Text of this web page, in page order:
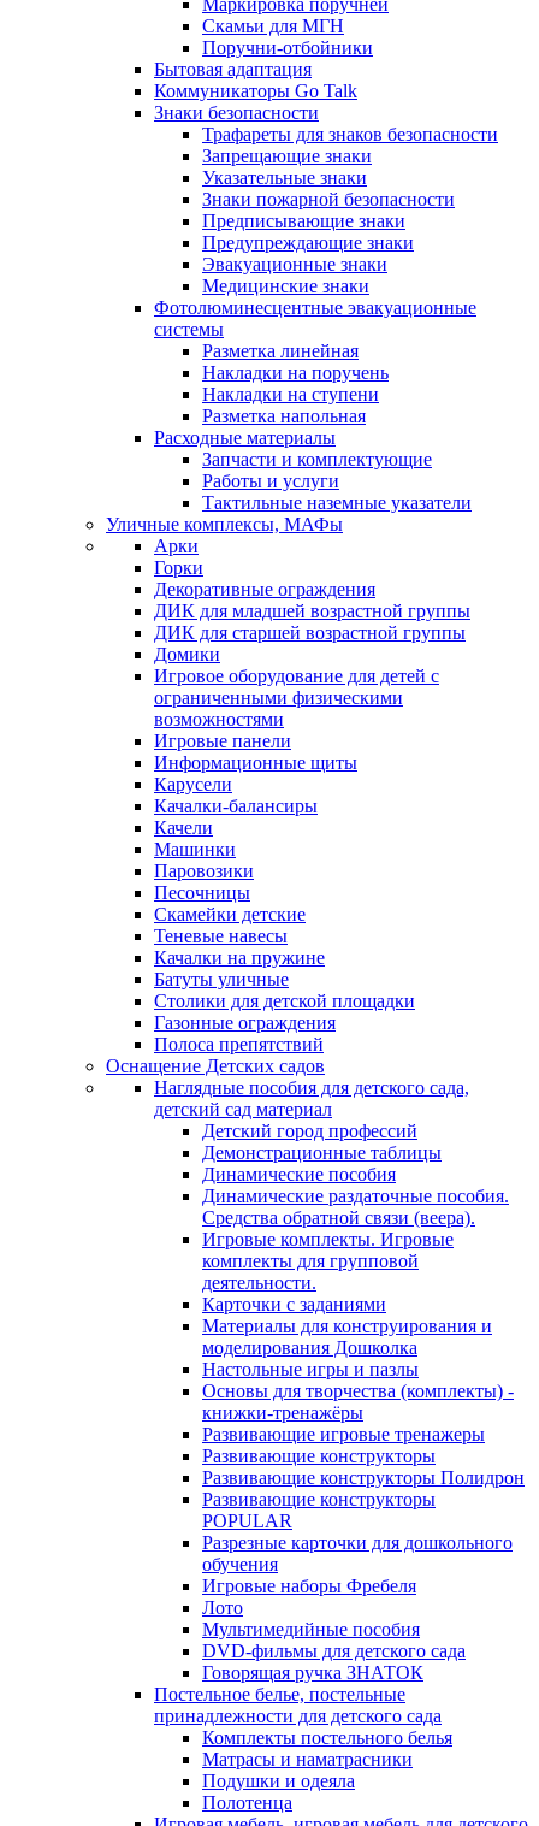
Маркировка поручней
Скамьи для МГН
Поручни-отбойники
Бытовая адаптация
Коммуникаторы Go Talk
Знаки безопасности
Трафареты для знаков безопасности
Запрещающие знаки
Указательные знаки
Знаки пожарной безопасности
Предписывающие знаки
Предупреждающие знаки
Эвакуационные знаки
Медицинские знаки
Фотолюминесцентные эвакуационные
системы
Разметка линейная
Накладки на поручень
Накладки на ступени
Разметка напольная
Расходные материалы
Запчасти и комплектующие
Работы и услуги
Тактильные наземные указатели
Уличные комплексы, МАФы
Арки
Горки
Декоративные ограждения
ДИК для младшей возрастной группы
ДИК для старшей возрастной группы
Домики
Игровое оборудование для детей с
ограниченными физическими
возможностями
Игровые панели
Информационные щиты
Карусели
Качалки-балансиры
Качели
Машинки
Паровозики
Песочницы
Скамейки детские
Теневые навесы
Качалки на пружине
Батуты уличные
Столики для детской площадки
Газонные ограждения
Полоса препятствий
Оснащение Детских садов
Наглядные пособия для детского сада,
детский сад материал
Детский город профессий
Демонстрационные таблицы
Динамические пособия
Динамические раздаточные пособия.
Средства обратной связи (веера).
Игровые комплекты. Игровые
комплекты для групповой
деятельности.
Карточки с заданиями
Материалы для конструирования и
моделирования Дошколка
Настольные игры и пазлы
Основы для творчества (комплекты) -
книжки-тренажёры
Развивающие игровые тренажеры
Развивающие конструкторы
Развивающие конструкторы Полидрон
Развивающие конструкторы
POPULAR
Разрезные карточки для дошкольного
обучения
Игровые наборы Фребеля
Лото
Мультимедийные пособия
DVD-фильмы для детского сада
Говорящая ручка ЗНАТОК
Постельное белье, постельные
принадлежности для детского сада
Комплекты постельного белья
Матрасы и наматрасники
Подушки и одеяла
Полотенца